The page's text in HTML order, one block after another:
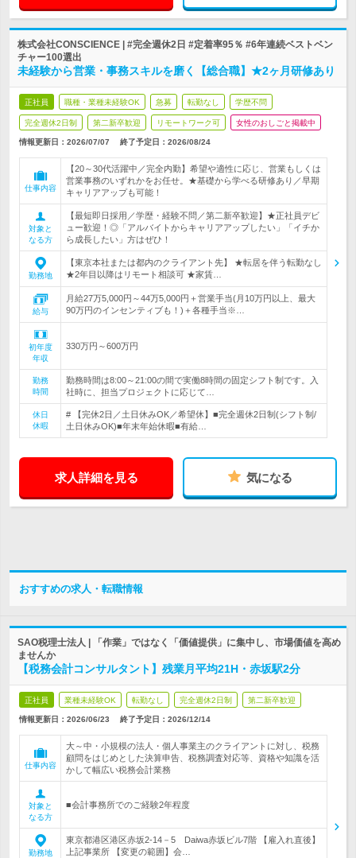
株式会社CONSCIENCE | #完全週休2日 #定着率95％ #6年連続ベストベン
チャー100選出
未経験から営業・事務スキルを磨く【総合職】★2ヶ月研修あり
正社員 職種・業種未経験OK 急募 転勤なし 学歴不問
完全週休2日制 第二新卒歓迎 リモートワーク可 女性のおしごと掲載中
情報更新日：2026/07/07 終了予定日： 2026/08/24
仕事内容
【20～30代活躍中／完全内勤】希望や適性に応じ、営業もしくは
営業事務のいずれかをお任せ。★基礎から学べる研修あり／早期
キャリアアップも可能！
対象と
なる方
【最短即日採用／学歴・経験不問／第二新卒歓迎】★正社員デビ
ュー歓迎！◎「アルバイトからキャリアアップしたい」「イチか
ら成長したい」方はぜひ！
勤務地
【東京本社または都内のクライアント先】 ★転居を伴う転勤なし
★2年目以降はリモート相談可 ★家賃…
給与
月給27万5,000円～44万5,000円＋営業手当(月10万円以上、最大
90万円のインセンティブも！)＋各種手当※…
初年度
年収
330万円～600万円
勤務
時間
勤務時間は8:00～21:00の間で実働8時間の固定シフト制です。入
社時に、担当プロジェクトに応じて…
休日
休暇
# 【完休2日／土日休みOK／希望休】■完全週休2日制(シフト制/
土日休みOK)■年末年始休暇■有給…
求人詳細を見る 気になる
おすすめの求人・転職情報
SAO税理士法人 | 「作業」ではなく「価値提供」に集中し、市場価値を高め
ませんか
【税務会計コンサルタント】残業月平均21H・赤坂駅2分
正社員 業種未経験OK 転勤なし 完全週休2日制 第二新卒歓迎
情報更新日：2026/06/23 終了予定日： 2026/12/14
仕事内容
大～中・小規模の法人・個人事業主のクライアントに対し、税務
顧問をはじめとした決算申告、税務調査対応等、資格や知識を活
かして幅広い税務会計業務
対象と
なる方
■会計事務所でのご経験2年程度
勤務地
東京都港区港区赤坂2-14－5 Daiwa赤坂ビル7階 【雇入れ直後】
上記事業所 【変更の範囲】会…